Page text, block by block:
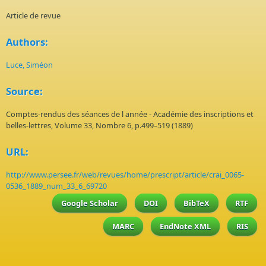
Article de revue
Authors:
Luce, Siméon
Source:
Comptes-rendus des séances de l année - Académie des inscriptions et
belles-lettres, Volume 33, Nombre 6, p.499–519 (1889)
URL:
http://www.persee.fr/web/revues/home/prescript/article/crai_0065-
0536_1889_num_33_6_69720
Google Scholar
DOI BibTeX RTF
MARC EndNote XML RIS